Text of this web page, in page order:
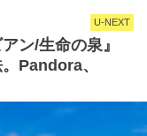
U-NEXT
ン/生命の泉』
Pandora、